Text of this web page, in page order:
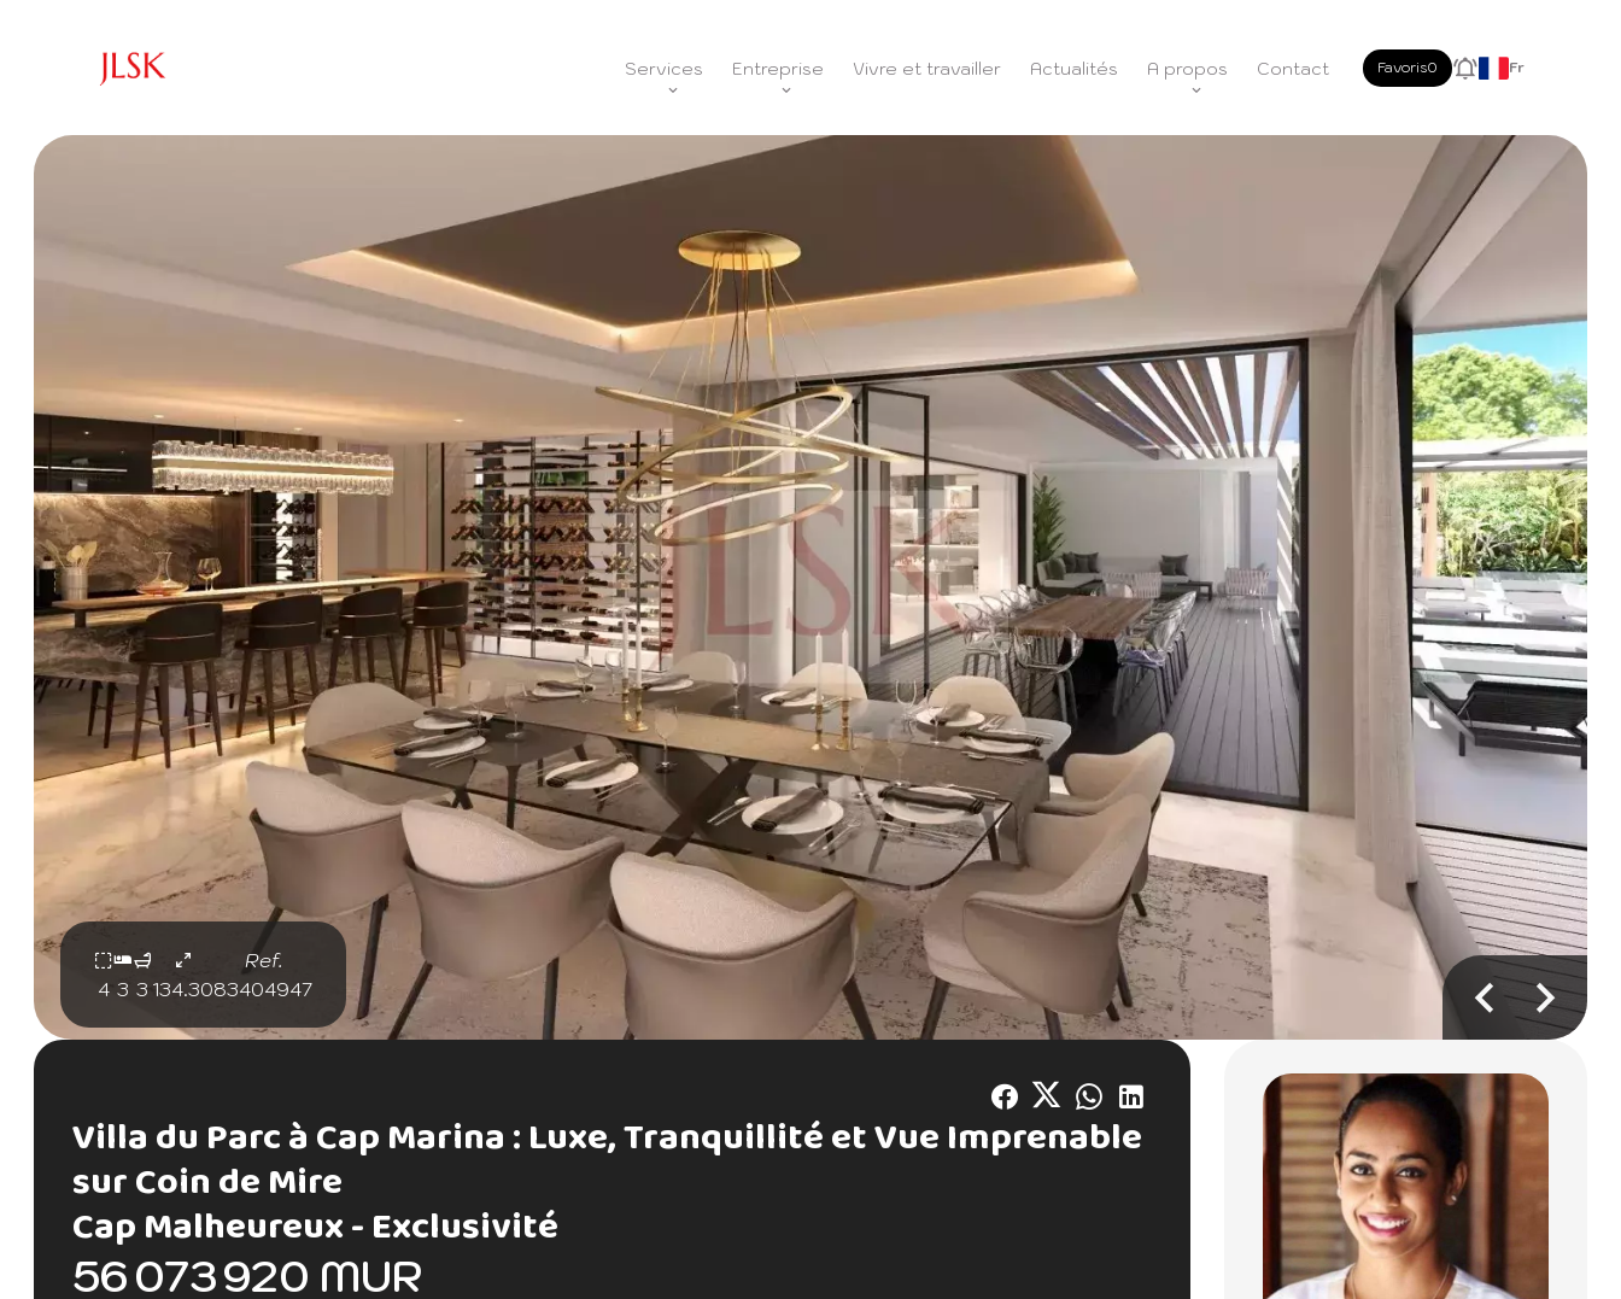
Services Entreprise Vivre et travailler Actualités A propos Contact Favoris0 Fr
4 3 3 134.30
Ref.
83404947
Villa du Parc à Cap Marina : Luxe, Tranquillité et Vue Imprenable
sur Coin de Mire
Cap Malheureux -Exclusivité
56 073 920 MUR